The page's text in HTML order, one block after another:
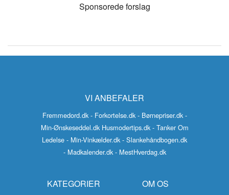
Sponsorede forslag
VI ANBEFALER
Fremmedord.dk - Forkortelse.dk - Børnepriser.dk -
Min-Ønskeseddel.dk Husmodertips.dk - Tanker Om
Ledelse - Min-Vinkælder.dk - Slankehåndbogen.dk
- Madkalender.dk - MestHverdag.dk
KATEGORIER OM OS